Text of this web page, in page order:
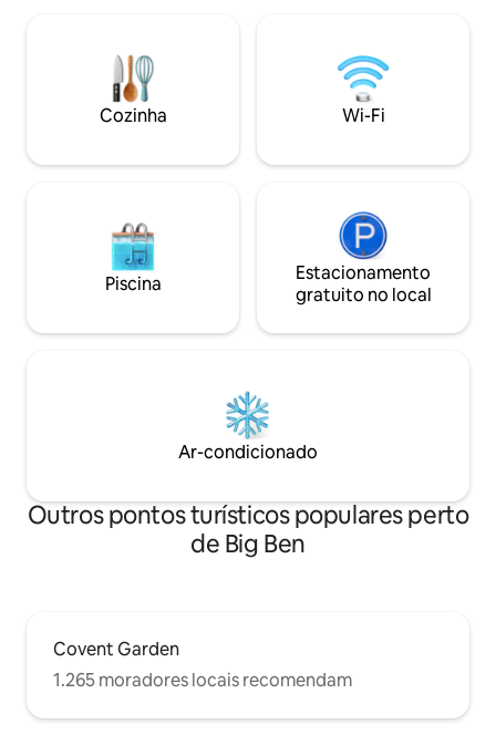
totalmente equipada, interiores de luxo
e concierge 24 horas por dia, 7 dias por
semana. Ótimo para crianças, 1 quarto
king size e 1 sofá-cama de casal (na sala
está a poucos
áreas, como
excelentes
outras viagens.
Londres.
Cozinha Wi-Fi
Piscina
Estacionamento
gratuito no local
Ar-condicionado
Outros pontos turísticos populares perto
de Big Ben
Covent Garden
1.265 moradores locais recomendam